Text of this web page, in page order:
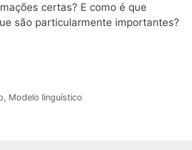
certas? E como é que
são particularmente importantes?
, Modelo linguístico